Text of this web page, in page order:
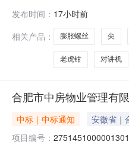
点：新疆巴音郭楞
发布时间： 17小时前
相关产品：
膨胀螺丝 尖
老虎钳 对讲机
合肥市中房物业管理有
中标｜中标通知 安徽省｜
项目编号：